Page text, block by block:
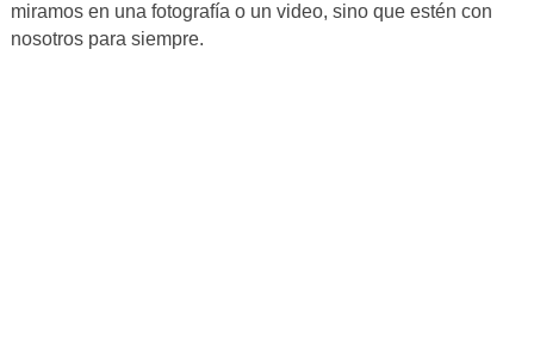
miramos en una fotografía o un video, sino que estén con
nosotros para siempre.